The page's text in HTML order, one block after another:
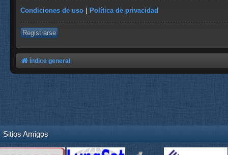
Condiciones de uso | Política de privacidad
Registrarse
Índice general
Sitios Amigos